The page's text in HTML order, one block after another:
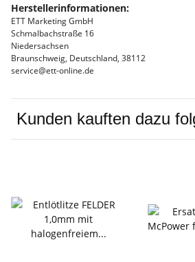
Herstellerinformationen:
ETT Marketing GmbH
Schmalbachstraße 16
Niedersachsen
Braunschweig, Deutschland, 38112
service@ett-online.de
Kunden kauften dazu